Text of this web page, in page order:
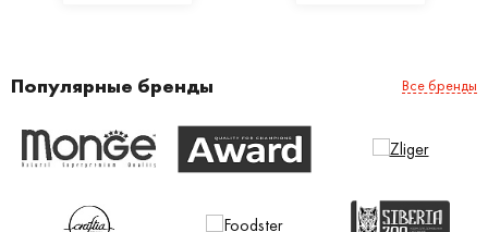
Популярные бренды Все бренды